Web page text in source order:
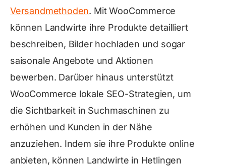
Versandmethoden. Mit WooCommerce
können Landwirte ihre Produkte detailliert
beschreiben, Bilder hochladen und sogar
saisonale Angebote und Aktionen
bewerben. Darüber hinaus unterstützt
WooCommerce lokale SEO-Strategien, um
die Sichtbarkeit in Suchmaschinen zu
erhöhen und Kunden in der Nähe
anzuziehen. Indem sie ihre Produkte online
anbieten, können Landwirte in Hetlingen